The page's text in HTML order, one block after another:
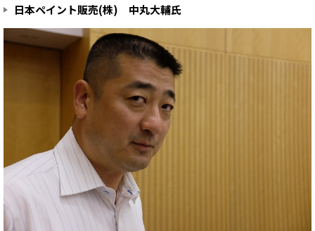
日本ペイント販売(株) 中丸大輔氏